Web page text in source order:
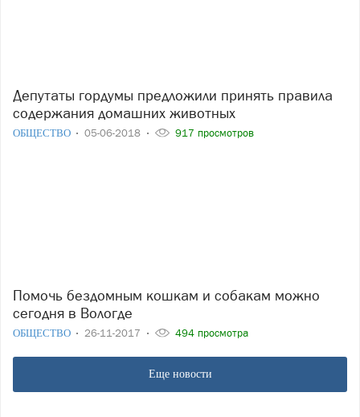
Депутаты гордумы предложили принять правила
содержания домашних животных
ОБЩЕСТВО 05-06-2018 917 просмотров
Помочь бездомным кошкам и собакам можно
сегодня в Вологде
ОБЩЕСТВО 26-11-2017 494 просмотра
Еще новости